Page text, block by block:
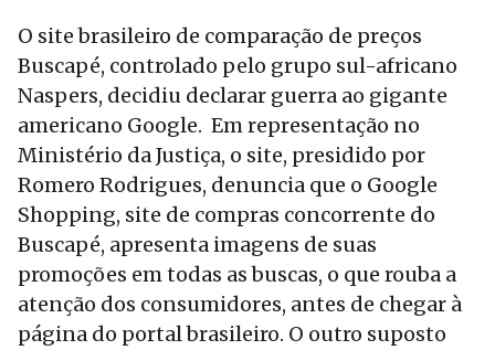
O site brasileiro de comparação de preços
Buscapé, controlado pelo grupo sul-africano
Naspers, decidiu declarar guerra ao gigante
americano Google. Em representação no
Ministério da Justiça, o site, presidido por
Romero Rodrigues, denuncia que o Google
Shopping, site de compras concorrente do
Buscapé, apresenta imagens de suas
promoções em todas as buscas, o que rouba a
atenção dos consumidores, antes de chegar à
página do portal brasileiro. O outro suposto